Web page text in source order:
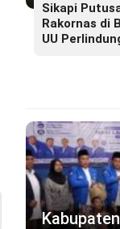
Sikapi
Rakornas di
UU